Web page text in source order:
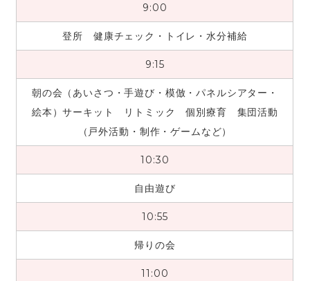
9:00
登所 健康チェック・トイレ・水分補給
9:15
朝の会（あいさつ・手遊び・模倣・パネルシアター・
絵本）サーキット リトミック 個別療育 集団活動
（戸外活動・制作・ゲームなど）
10:30
自由遊び
10:55
帰りの会
11:00